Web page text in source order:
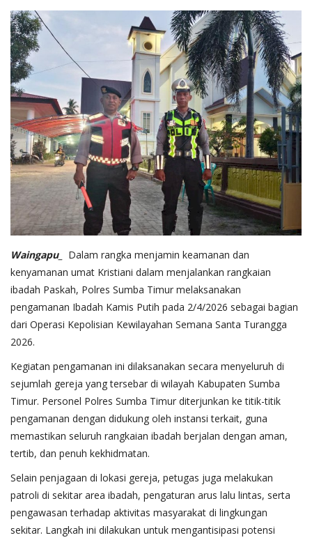
Mitra Polisi
Lantas
Jurnal Kamtibmas
Waingapu_
Dalam rangka menjamin keamanan dan
kenyamanan umat Kristiani dalam menjalankan rangkaian
ibadah Paskah, Polres Sumba Timur melaksanakan
pengamanan Ibadah Kamis Putih pada 2/4/2026 sebagai bagian
dari Operasi Kepolisian Kewilayahan Semana Santa Turangga
2026.
Kegiatan pengamanan ini dilaksanakan secara menyeluruh di
sejumlah gereja yang tersebar di wilayah Kabupaten Sumba
Timur. Personel Polres Sumba Timur diterjunkan ke titik-titik
pengamanan dengan didukung oleh instansi terkait, guna
memastikan seluruh rangkaian ibadah berjalan dengan aman,
tertib, dan penuh kekhidmatan.
Selain penjagaan di lokasi gereja, petugas juga melakukan
patroli di sekitar area ibadah, pengaturan arus lalu lintas, serta
pengawasan terhadap aktivitas masyarakat di lingkungan
sekitar. Langkah ini dilakukan untuk mengantisipasi potensi